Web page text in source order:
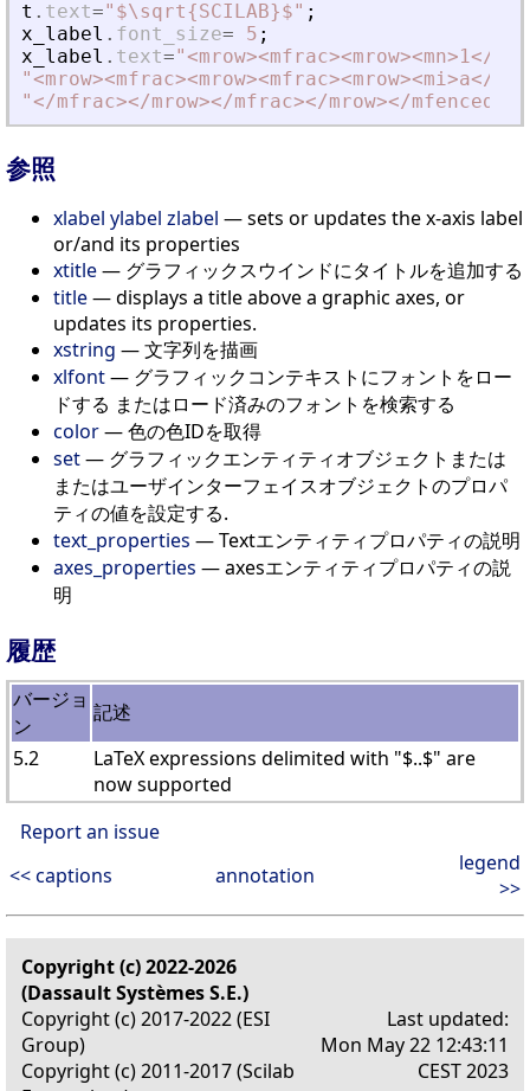
t . text=" $\sqrt{SCILAB}$" ;
x_label . font_size= 5 ;
x_label . text="<mrow><mfrac><mrow><mn>1</mn
"<mrow><mfrac><mrow><mfrac><mrow><mi>a</mi
"</mfrac></mrow></mfrac></mrow></mfenced
参照
xlabel ylabel zlabel — sets or updates the x-axis label
or/and its properties
xtitle— グラフィックスウインドにタイトルを追加する
title— displays a title above a graphic axes, or
updates its properties.
xstring — 文字列を描画
xlfont— グラフィックコンテキストにフォントをロー
ドする またはロード済みのフォントを検索する
color— 色の色IDを取得
set— グラフィックエンティティオブジェクトまたは
またはユーザインターフェイスオブジェクトのプロパ
ティの値を設定する.
text_properties — Textエンティティプロパティの説明
axes_properties — axesエンティティプロパティの説
明
履歴
バージョ
ン
記述
5.2
LaTeX expressions delimited with "$..$" are
now supported
Report an issue
<< captions
annotation
legend
>>
Copyright (c) 2022-2026
(Dassault Systèmes S.E.)
Copyright (c) 2017-2022 (ESI
Group)
Copyright (c) 2011-2017 (Scilab
Last updated:
Mon May 22 12:43:11
CEST 2023